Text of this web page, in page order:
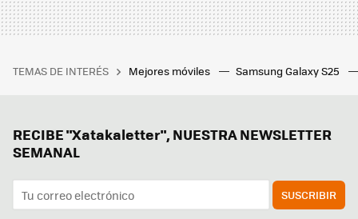
TEMAS DE INTERÉS Mejores móviles Samsung Galaxy S25
RECIBE "Xatakaletter", NUESTRA NEWSLETTER
SEMANAL
SUSCRIBIR